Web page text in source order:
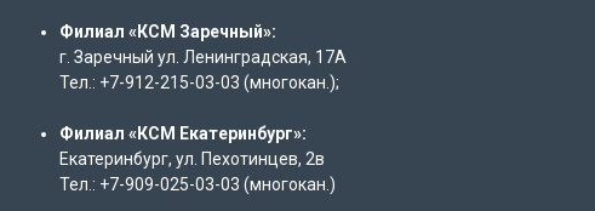
Филиал «КСМ Заречный»:
г. Заречный ул. Ленинградская, 17А
Тел.: +7-912-215-03-03 (многокан.);
Филиал «КСМ Екатеринбург»:
Екатеринбург, ул. Пехотинцев, 2в
Тел.: +7-909-025-03-03 (многокан.)